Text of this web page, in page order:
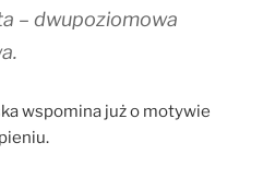
– dwupoziomowa
wspomina już o motywie